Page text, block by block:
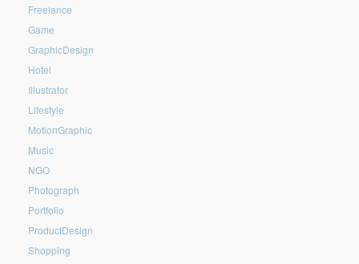
Freelance
Game
GraphicDesign
Hotel
Illustrator
Lifestyle
MotionGraphic
Music
NGO
Photograph
Portfolio
ProductDesign
Shopping